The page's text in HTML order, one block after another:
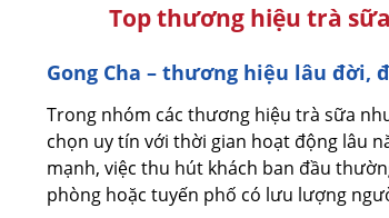
Top thương hiệu trà
Gong Cha – thương hiệu lâu đời,
Trong nhóm các thương hiệu trà sữa
chọn uy tín với thời gian hoạt động lâu
mạnh, việc thu hút khách ban đầu
phòng hoặc tuyến phố có lưu lượng